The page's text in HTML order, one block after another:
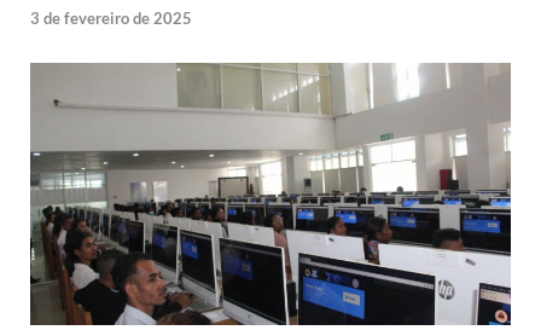
3 de fevereiro de 2025